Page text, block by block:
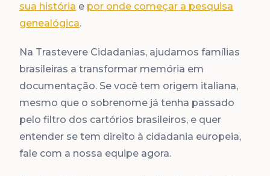
sua história e por onde começar a pesquisa
genealógica.
Na Trastevere Cidadanias, ajudamos famílias
brasileiras a transformar memória em
documentação. Se você tem origem italiana,
mesmo que o sobrenome já tenha passado
pelo filtro dos cartórios brasileiros, e quer
entender se tem direito à cidadania europeia,
fale com a nossa equipe agora.